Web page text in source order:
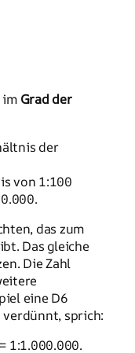
Grad der
der
von 1:100
das zum
Das gleiche
Die Zahl
eine D6
sprich:
1:1.000.000.